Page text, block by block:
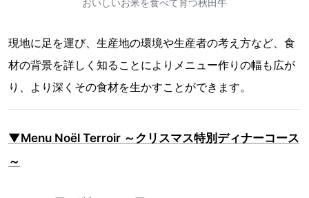
おいしいお米を食べて育つ秋田牛
現地に足を運び、生産地の環境や生産者の考え方など、食
材の背景を詳しく知ることによりメニュー作りの幅も広が
り、より深くその食材を生かすことができます。
▼Menu Noël Terroir ～クリスマス特別ディナーコース
～